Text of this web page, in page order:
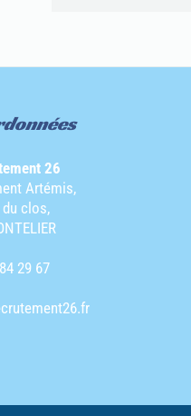
26
Artémis,
clos,
29 67